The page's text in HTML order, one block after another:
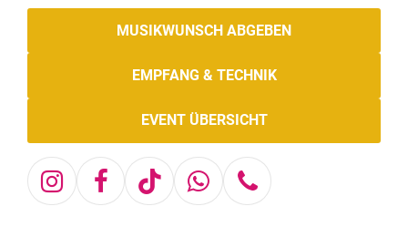
MUSIKWUNSCH ABGEBEN
EMPFANG & TECHNIK
EVENT ÜBERSICHT
Instagram
Facebook
TiktokWhatsapp
Telefon